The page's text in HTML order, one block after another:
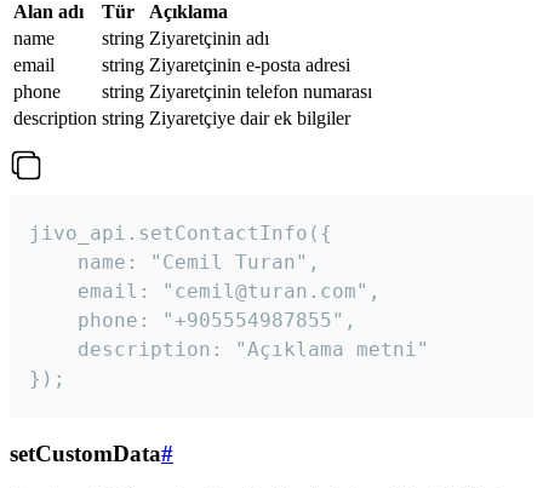
Alan adı Tür
Açıklama
name
string Ziyaretçinin adı
email
string Ziyaretçinin e-posta adresi
phone
string Ziyaretçinin telefon numarası
description string Ziyaretçiye dair ek bilgiler
jivo_api.setContactInfo({
    name: "Cemil Turan",
    email: "cemil@turan.com",
    phone: "+905554987855",
    description: "Açıklama metni"
});
setCustomData#